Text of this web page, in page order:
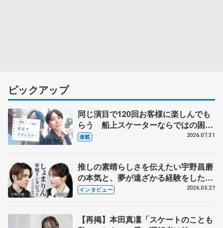
ピックアップ
同じ演目で120回お客様に楽しんでも
らう 船上スケーターならではの困難
とは 影響あったPIW前キャプテン松
連載 2026.07.31
推しの素晴らしさを伝えたい宇野昌磨
の本気と、夢が遠ざかる経験をした本
田真凜の覚悟
インタビュー 2026.05.27
【再掲】本田真凜「スケートのことも